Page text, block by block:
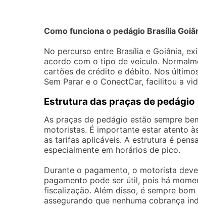
Como funciona o pedágio Brasília
No percurso entre Brasília e Goiânia,
acordo com o tipo de veículo.
cartões de crédito e débito. Nos
Sem Parar e o ConectCar, facilitou a
Estrutura das praças de pedágio
As praças de pedágio estão sempre
motoristas. É importante estar atento
as tarifas aplicáveis. A estrutura é
especialmente em horários de pico.
Durante o pagamento, o motorista
pagamento pode ser útil, pois há
fiscalização. Além disso, é sempre
assegurando que nenhuma cobrança